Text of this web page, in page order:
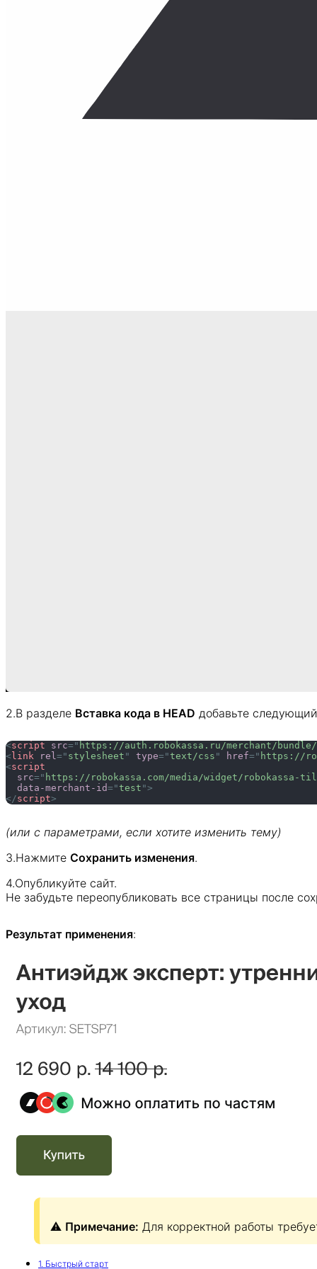
2.В разделе Вставка кода в HEAD добавьте
<script src= " https://auth.robokassa.ru/merchant/
< link rel= " stylesheet " type= "text/css " href= " https://
<script
src= " https://robokassa.com/media/widget/robokassa-
data-merchant-id= "test ">
</script>
(или с параметрами, если хотите изменить тему)
3.Нажмите Сохранить изменения.
4.Опубликуйте сайт.
Не забудьте переопубликовать все страницы после
Результат применения:
⚠️ Примечание: Для корректной работы
1. Быстрый старт